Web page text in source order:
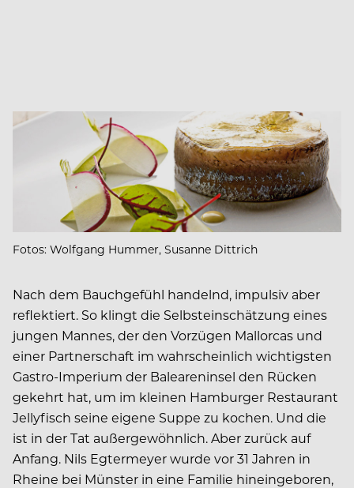
Fotos: Wolfgang Hummer, Susanne Dittrich
Nach dem Bauchgefühl handelnd, impulsiv aber
reflektiert. So klingt die Selbsteinschätzung eines
jungen Mannes, der den Vorzügen Mallorcas und
einer Partnerschaft im wahrscheinlich wichtigsten
Gastro-Imperium der Baleareninsel den Rücken
gekehrt hat, um im kleinen Hamburger Restaurant
Jellyfisch seine eigene Suppe zu kochen. Und die
ist in der Tat außergewöhnlich. Aber zurück auf
Anfang. Nils Egtermeyer wurde vor 31 Jahren in
Rheine bei Münster in eine Familie hineingeboren,